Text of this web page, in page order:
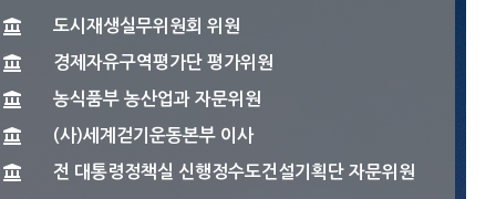
도시재생실무위원회 위원
경제자유구역평가단 평가위원
농식품부 농산업과 자문위원
(사)세계걷기운동본부 이사
전 대통령정책실 신행정수도건설기획단 자문위원